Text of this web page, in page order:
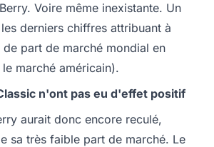
Voire même inexistante. Un
derniers chiffres attribuant à
part de marché mondial en
marché américain).
n'ont pas eu d'effet positif
aurait donc encore reculé,
sa très faible part de marché. Le